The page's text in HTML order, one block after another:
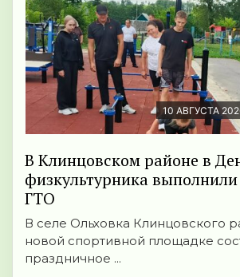
10 АВГУСТА
В Клинцовском районе в
физкультурника
ГТО
В селе Ольховка Клинцовского
новой спортивной площадке
праздничное ...